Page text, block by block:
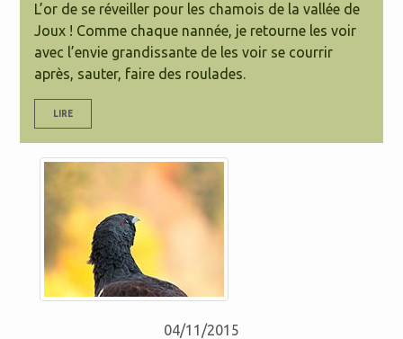
L’or de se réveiller pour les chamois de la vallée de
Joux ! Comme chaque nannée, je retourne les voir
avec l’envie grandissante de les voir se courrir
après, sauter, faire des roulades.
LIRE
04/11/2015